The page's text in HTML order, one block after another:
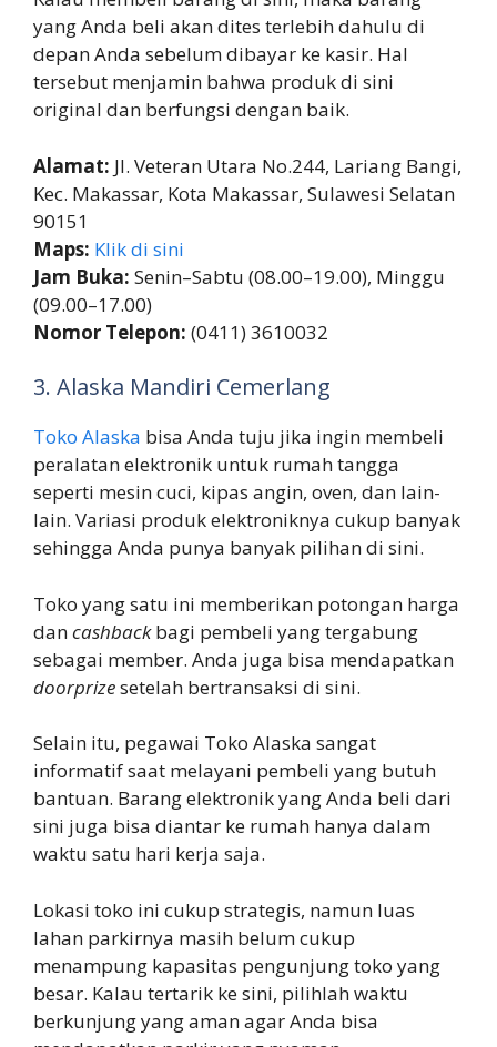
yang Anda beli akan dites terlebih dahulu di
depan Anda sebelum dibayar ke kasir. Hal
tersebut menjamin bahwa produk di sini
original dan berfungsi dengan baik.
Alamat: Jl. Veteran Utara No.244, Lariang Bangi,
Kec. Makassar, Kota Makassar, Sulawesi Selatan
90151
Maps: Klik di sini
Jam Buka: Senin–Sabtu (08.00–19.00), Minggu
(09.00–17.00)
Nomor Telepon: (0411) 3610032
3. Alaska Mandiri Cemerlang
Toko Alaska bisa Anda tuju jika ingin membeli
peralatan elektronik untuk rumah tangga
seperti mesin cuci, kipas angin, oven, dan lain-
lain. Variasi produk elektroniknya cukup banyak
sehingga Anda punya banyak pilihan di sini.
Toko yang satu ini memberikan potongan harga
dancashbackbagi pembeli yang tergabung
sebagai member. Anda juga bisa mendapatkan
doorprizesetelah bertransaksi di sini.
Selain itu, pegawai Toko Alaska sangat
informatif saat melayani pembeli yang butuh
bantuan. Barang elektronik yang Anda beli dari
sini juga bisa diantar ke rumah hanya dalam
waktu satu hari kerja saja.
Lokasi toko ini cukup strategis, namun luas
lahan parkirnya masih belum cukup
menampung kapasitas pengunjung toko yang
besar. Kalau tertarik ke sini, pilihlah waktu
berkunjung yang aman agar Anda bisa